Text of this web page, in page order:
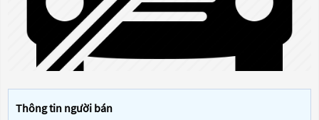
Thông tin người bán